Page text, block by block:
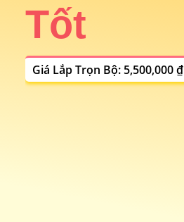
Tốt
Giá Lắp Trọn Bộ: 5,500,000 ₫